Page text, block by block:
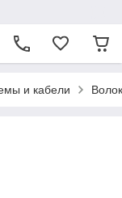
и кабели